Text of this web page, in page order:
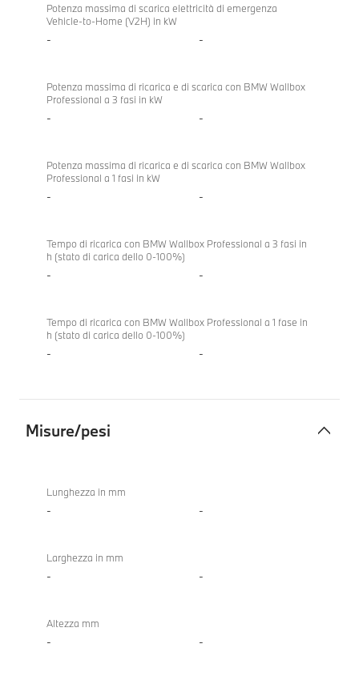
Potenza massima di scarica elettricità di emergenza
Vehicle-to-Home (V2H) in kW
- -
Potenza massima di ricarica e di scarica con BMW Wallbox
Professional a 3 fasi in kW
- -
Potenza massima di ricarica e di scarica con BMW Wallbox
Professional a 1 fasi in kW
- -
Tempo di ricarica con BMW Wallbox Professional a 3 fasi in
h (stato di carica dello 0-100%)
- -
Tempo di ricarica con BMW Wallbox Professional a 1 fase in
h (stato di carica dello 0-100%)
- -
Misure/pesi
Lunghezza in mm
- -
Larghezza in mm
- -
Altezza mm
- -